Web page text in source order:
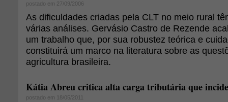
postado em 27/09/2006
As dificuldades criadas pela CLT no meio rural
várias análises. Gervásio Castro de Rezende
um trabalho que, por sua robustez teórica e
constituirá um marco na literatura sobre as
agricultura brasileira.
Kátia Abreu critica alta carga tributária que
postado em 18/05/2011